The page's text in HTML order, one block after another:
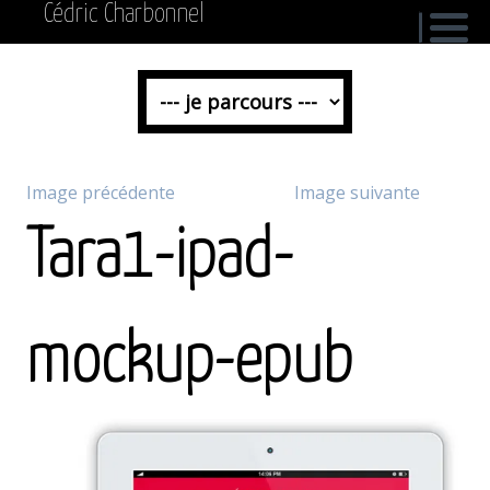
Cédric Charbonnel
Image précédente Image suivante
Tara1-ipad-
mockup-epub